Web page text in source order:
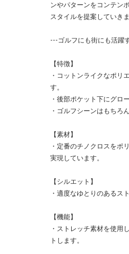
ンやパターンをコンテン
スタイルを提案していきま
---ゴルフにも街にも活躍
【特徴】
・コットンライクなポリ
す。
・後部ポケット下にグロ
・ゴルフシーンはもちろ
【素材】
・定番のチノクロスをポ
実現しています。
【シルエット】
・適度なゆとりのあるス
【機能】
・ストレッチ素材を使用
トします。